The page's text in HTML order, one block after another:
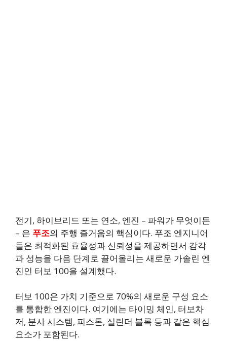
전기, 하이브리드 또는 연소, 엔진 – 파워가 무엇이든
– 은 푸조의 주행 즐거움의 핵심이다. 푸조 엔지니어
들은 최적화된 효율성과 신뢰성을 제공하면서 감각
과 성능을 다음 단계로 끌어올리는 새로운 가솔린 엔
진인 터보 100을 설계했다.
터보 100은 가치 기준으로 70%의 새로운 구성 요소
를 통합한 엔진이다. 여기에는 타이밍 체인, 터보차
저, 분사 시스템, 피스톤, 실린더 블록 등과 같은 핵심
요소가 포함된다.